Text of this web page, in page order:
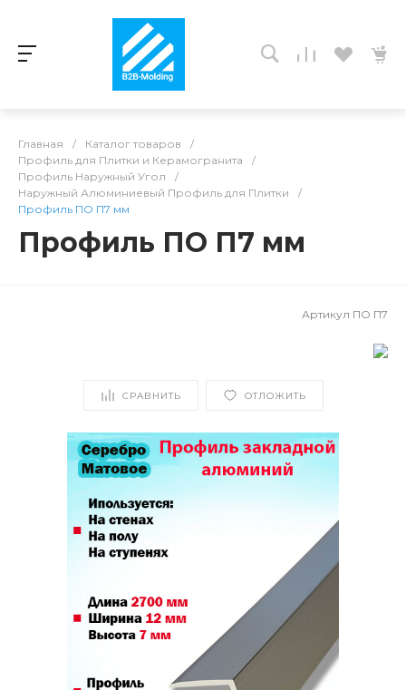
Главная / Каталог товаров
/
Профиль для Плитки и Керамогранита
/
Профиль Наружный Угол
/
Наружный Алюминиевый Профиль для Плитки
/
Профиль ПО П7 мм
Профиль ПО П7 мм
Артикул ПО П7
СРАВНИТЬ ОТЛОЖИТЬ